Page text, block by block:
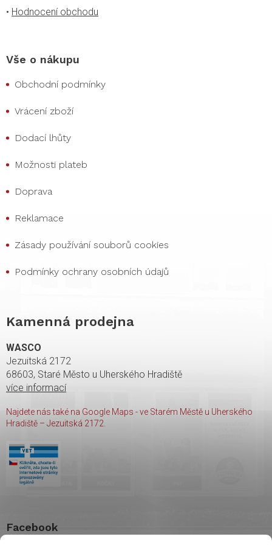
• Hodnocení obchodu
Vše o nákupu
Obchodní podmínky
Vrácení zboží
Dodací lhůty
Možnosti plateb
Doprava
Reklamace
Zásady používání souborů cookies
Podmínky ochrany osobních údajů
Kamenná prodejna
WASCO
Jezuitská 2172
68603, Staré Město u Uherského Hradiště
více informací
Najdete nás také na Google Maps - ve Starém Městě u Uherského
Hradiště – Jezuitská 2172.
Facebook